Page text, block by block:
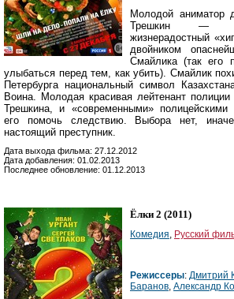
Молодой аниматор
Трешкин —
жизнерадостный
двойником
Смайлика (так его
улыбаться перед тем, как убить). Смайлик
Петербурга национальный символ
Воина. Молодая красивая лейтенант
Трешкина, и «современными» полицейскими
его помочь следствию. Выбора нет,
настоящий преступник.
Дата выхода фильма: 27.12.2012
Дата добавления: 01.02.2013
Последнее обновление: 01.12.2013
Ёлки 2 (2011)
Комедия, Русский
Режиссеры: Дмитрий
Баранов, Александр